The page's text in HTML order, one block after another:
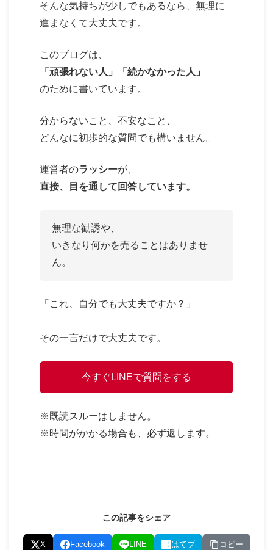
そんな気持ちが少しでもあるなら、無理に
進まなくて大丈夫です。
このブログは、
「頑張れない人」「続かなかった人」
のために書いています。
分からないこと、不安なこと、
どんなに初歩的な質問でも構いません。
運営者のラッシーが、
直接、目を通して回答しています。
無理な勧誘や、
いきなり何かを売ることはありませ
ん。
「これ、自分でも大丈夫ですか？」
その一言だけで大丈夫です。
今すぐLINEで質問をする
※既読スルーはしません。
※時間がかかる場合も、必ず返します。
この記事をシェア
X Facebook LINE はてブ コピー